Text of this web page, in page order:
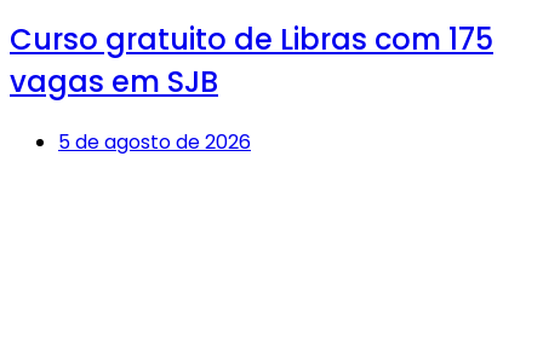
Curso gratuito de Libras com 175
vagas em SJB
5 de agosto de 2026